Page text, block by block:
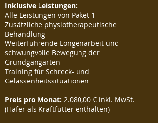
Inklusive Leistungen:
Alle Leistungen von Paket 1
Zusätzliche physiotherapeutische
Behandlung
Weiterführende Longenarbeit und
schwungvolle Bewegung der
Grundgangarten
Training für Schreck- und
Gelassenheitssituationen
Preis pro Monat: 2.080,00 € inkl. MwSt.
(Hafer als Kraftfutter enthalten)